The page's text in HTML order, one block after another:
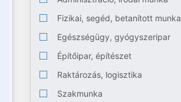
Fizikai, segéd, betanított munka
Egészségügy, gyógyszeripar
Építőipar, építészet
Raktározás, logisztika
Szakmunka